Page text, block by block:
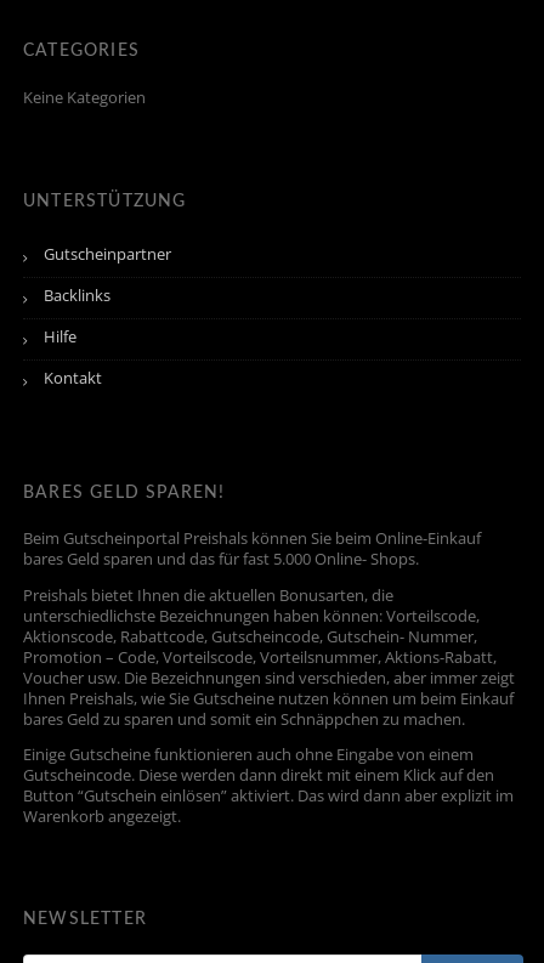
CATEGORIES
Keine Kategorien
UNTERSTÜTZUNG
Gutscheinpartner
Backlinks
Hilfe
Kontakt
BARES GELD SPAREN!
Beim Gutscheinportal Preishals können Sie beim Online-Einkauf
bares Geld sparen und das für fast 5.000 Online- Shops.
Preishals bietet Ihnen die aktuellen Bonusarten, die
unterschiedlichste Bezeichnungen haben können: Vorteilscode,
Aktionscode, Rabattcode, Gutscheincode, Gutschein- Nummer,
Promotion – Code, Vorteilscode, Vorteilsnummer, Aktions-Rabatt,
Voucher usw. Die Bezeichnungen sind verschieden, aber immer zeigt
Ihnen Preishals, wie Sie Gutscheine nutzen können um beim Einkauf
bares Geld zu sparen und somit ein Schnäppchen zu machen.
Einige Gutscheine funktionieren auch ohne Eingabe von einem
Gutscheincode. Diese werden dann direkt mit einem Klick auf den
Button “Gutschein einlösen” aktiviert. Das wird dann aber explizit im
Warenkorb angezeigt.
NEWSLETTER